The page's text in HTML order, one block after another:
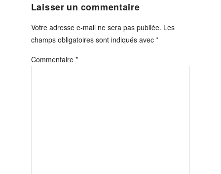
Laisser un commentaire
Votre adresse e-mail ne sera pas publiée. Les
champs obligatoires sont indiqués avec *
Commentaire *